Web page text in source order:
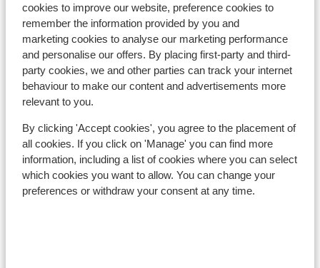
cookies to improve our website, preference cookies to
remember the information provided by you and
marketing cookies to analyse our marketing performance
and personalise our offers. By placing first-party and third-
party cookies, we and other parties can track your internet
behaviour to make our content and advertisements more
relevant to you.
By clicking 'Accept cookies', you agree to the placement of
all cookies. If you click on 'Manage' you can find more
information, including a list of cookies where you can select
which cookies you want to allow. You can change your
preferences or withdraw your consent at any time.
printemps
Lift pass, lessons & rental
Lift pass
Ski lessons
Ski/snowboard hire
Other accommodation in Val Cenis